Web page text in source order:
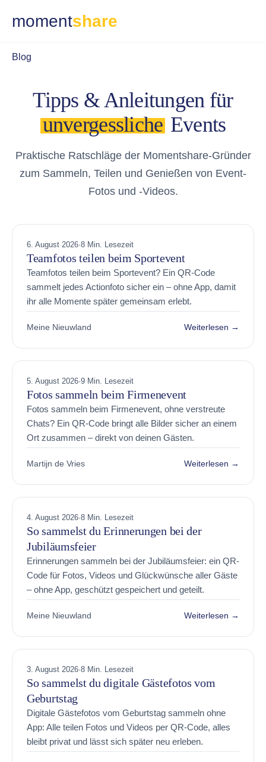
momentshare
Blog
Tipps & Anleitungen für
unvergessliche Events
Praktische Ratschläge der Momentshare-Gründer
zum Sammeln, Teilen und Genießen von Event-
Fotos und -Videos.
6. August 2026·8 Min. Lesezeit
Teamfotos teilen beim Sportevent
Teamfotos teilen beim Sportevent? Ein QR-Code
sammelt jedes Actionfoto sicher ein – ohne App, damit
ihr alle Momente später gemeinsam erlebt.
Meine Nieuwland Weiterlesen →
5. August 2026·9 Min. Lesezeit
Fotos sammeln beim Firmenevent
Fotos sammeln beim Firmenevent, ohne verstreute
Chats? Ein QR-Code bringt alle Bilder sicher an einem
Ort zusammen – direkt von deinen Gästen.
Martijn de Vries Weiterlesen →
4. August 2026·8 Min. Lesezeit
So sammelst du Erinnerungen bei der
Jubiläumsfeier
Erinnerungen sammeln bei der Jubiläumsfeier: ein QR-
Code für Fotos, Videos und Glückwünsche aller Gäste
– ohne App, geschützt gespeichert und geteilt.
Meine Nieuwland Weiterlesen →
3. August 2026·8 Min. Lesezeit
So sammelst du digitale Gästefotos vom
Geburtstag
Digitale Gästefotos vom Geburtstag sammeln ohne
App: Alle teilen Fotos und Videos per QR-Code, alles
bleibt privat und lässt sich später neu erleben.